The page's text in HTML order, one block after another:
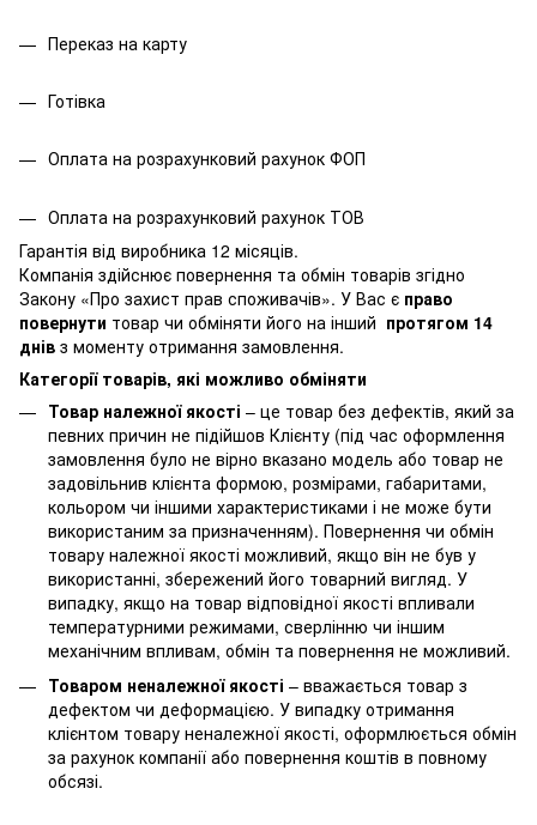
Переказ на карту
Готівка
Оплата на розрахунковий рахунок ФОП
Оплата на розрахунковий рахунок ТОВ
Гарантія від виробника 12 місяців.
Компанія здійснює повернення та обмін товарів згідно
Закону «Про захист прав споживачів». У Вас є право
повернути товар чи обміняти його на інший протягом 14
днів з моменту отримання замовлення.
Категорії товарів, які можливо обміняти
Товар належної якості – це товар без дефектів, який за
певних причин не підійшов Клієнту (під час оформлення
замовлення було не вірно вказано модель або товар не
задовільнив клієнта формою, розмірами, габаритами,
кольором чи іншими характеристиками і не може бути
використаним за призначенням). Повернення чи обмін
товару належної якості можливий, якщо він не був у
використанні, збережений його товарний вигляд. У
випадку, якщо на товар відповідної якості впливали
температурними режимами, сверлінню чи іншим
механічним впливам, обмін та повернення не можливий.
Товаром неналежної якості – вважається товар з
дефектом чи деформацією. У випадку отримання
клієнтом товару неналежної якості, оформлюється обмін
за рахунок компанії або повернення коштів в повному
обсязі.